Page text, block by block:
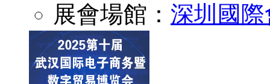
展會場館： 深圳國